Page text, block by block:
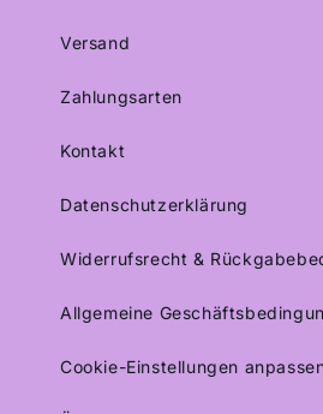
Versand
Zahlungsarten
Kontakt
Datenschutzerklärung
Widerrufsrecht &
Allgemeine
Cookie-Einstellungen